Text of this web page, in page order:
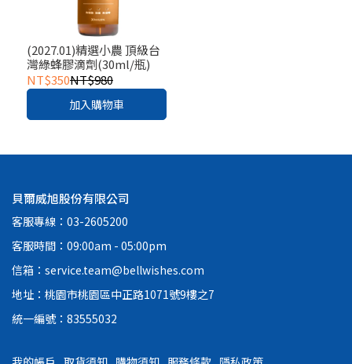
(2027.01)精選小農 頂級台
灣綠蜂膠滴劑(30ml/瓶)
NT$350NT$980
加入購物車
貝爾威旭股份有限公司
客服專線：03-2605200
客服時間：09:00am - 05:00pm
信箱：service.team@bellwishes.com
地址：桃園市桃園區中正路1071號9樓之7
統一編號：83555032